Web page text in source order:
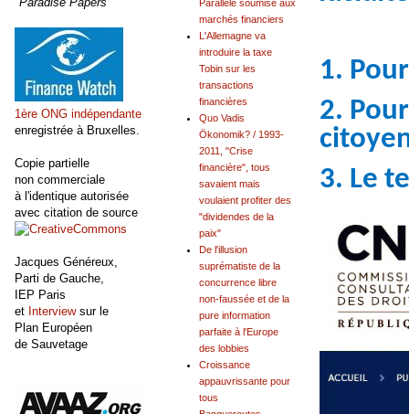
1.
2.
3. Le
Parallèle soumise aux
marchés financiers
L'Allemagne va
introduire la taxe
Tobin sur les
transactions
financières
Quo Vadis
Ökonomik? / 1993-
2011, "Crise
financière", tous
savaient mais
voulaient profiter des
"dividendes de la
paix"
De l'illusion
suprématiste de la
concurrence libre
non-faussée et de la
pure information
parfaite à l'Europe
des lobbies
Croissance
appauvrissante pour
tous
1ère ONG indépendante
enregistrée à Bruxelles.
Copie partielle
non commerciale
à l'identique autorisée
avec citation de source
Jacques Généreux,
Parti de Gauche,
IEP Paris
et Interviewsur le
Plan Européen
de Sauvetage